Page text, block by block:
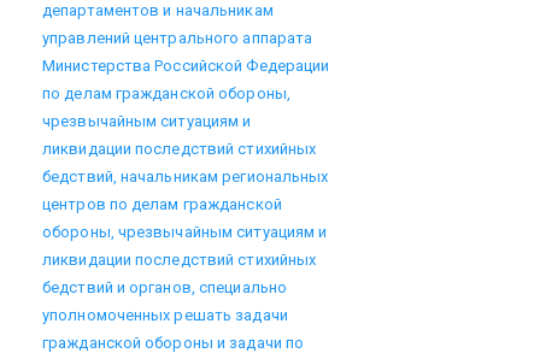
департаментов и начальникам
управлений центрального аппарата
Министерства Российской Федерации
по делам гражданской обороны,
чрезвычайным ситуациям и
ликвидации последствий стихийных
бедствий, начальникам региональных
центров по делам гражданской
обороны, чрезвычайным ситуациям и
ликвидации последствий стихийных
бедствий и органов, специально
уполномоченных решать задачи
гражданской обороны и задачи по